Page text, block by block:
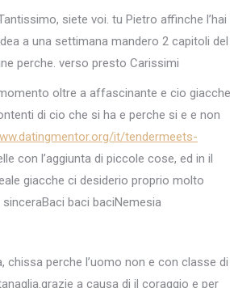
siete voi. tu Pietro affinche l’hai
a una settimana mandero 2 capitoli del
perche. verso presto Carissimi
oltre a affascinante e cio giacche
di cio che si ha e perche si e e non
it/tendermeets-
con l’aggiunta di piccole cose, ed in il
giacche ci desiderio proprio molto
baci baciNemesia
perche l’uomo non e con classe di
a causa di il coraggio e per